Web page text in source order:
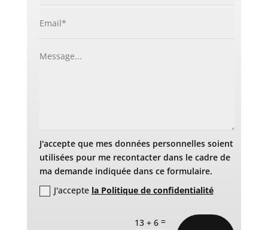
J'accepte que mes données personnelles soient
utilisées pour me recontacter dans le cadre de
ma demande indiquée dans ce formulaire.
J'accepte la Politique de confidentialité
13 + 6 =